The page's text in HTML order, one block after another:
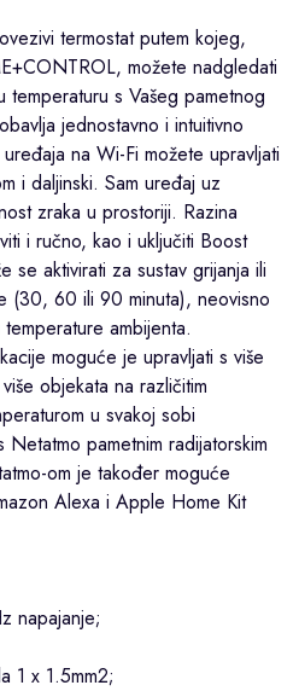
termostat putem kojeg,
možete nadgledati
s Vašeg pametnog
jednostavno i intuitivno
na Wi-Fi možete upravljati
i daljinski. Sam uređaj uz
zraka u prostoriji. Razina
i ručno, kao i uključiti Boost
se aktivirati za sustav grijanja ili
(30, 60 ili 90 minuta), neovisno
ambijenta.
moguće je upravljati s više
objekata na različitim
u svakoj sobi
Netatmo pametnim radijatorskim
om je također moguće
Alexa i Apple Home Kit
napajanje;
1 x 1.5mm2;